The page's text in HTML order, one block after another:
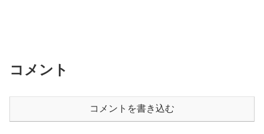
コメント
コメントを書き込む